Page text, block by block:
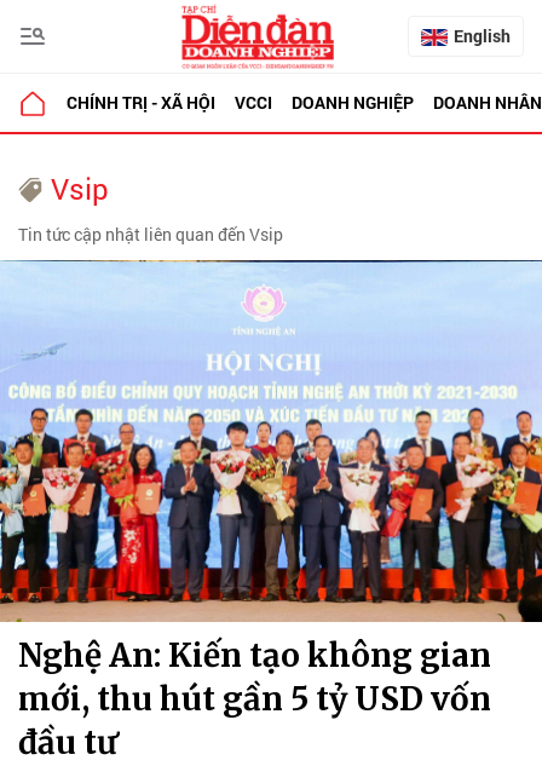
English
CHÍNH TRỊ - XÃ HỘI VCCI DOANH NGHIỆP DOANH NHÂN
Vsip
Tin tức cập nhật liên quan đến Vsip
Nghệ An: Kiến tạo không gian
mới, thu hút gần 5 tỷ USD vốn
đầu tư